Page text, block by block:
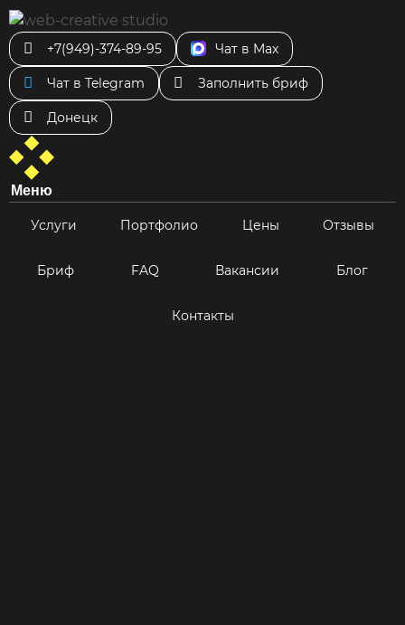
+7(949)-374-89-95 Чат в Max
Чат в Telegram Заполнить бриф
Донецк
Меню
Услуги Портфолио Цены Отзывы
Бриф FAQ Вакансии Блог
Контакты